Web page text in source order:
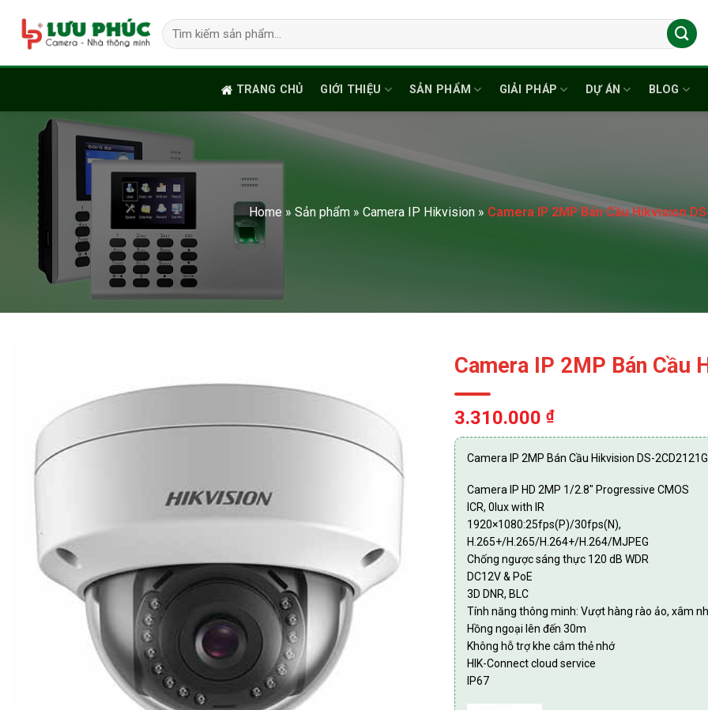
content
Tìm
kiếm:
TRANG CHỦ GIỚI THIỆU SẢN PHẨM GIẢI PHÁP DỰ ÁN BLOG
Home » Sản phẩm» Camera IP Hikvision » Camera IP 2MP Bán Cầu Hikvision
Camera IP 2MP Bán Cầu
3.310.000 ₫
Camera IP 2MP Bán Cầu Hikvision DS-
Camera IP HD 2MP 1/2.8″ Progressive CMOS
ICR, 0lux with IR
1920×1080:25fps(P)/30fps(N),
H.265+/H.265/H.264+/H.264/MJPEG
Chống ngược sáng thực 120 dB WDR
DC12V & PoE
3D DNR, BLC
Tính năng thông minh: Vượt hàng rào ảo, xâm
Hồng ngoại lên đến 30m
Không hỗ trợ khe cắm thẻ nhớ
HIK-Connect cloud service
IP67